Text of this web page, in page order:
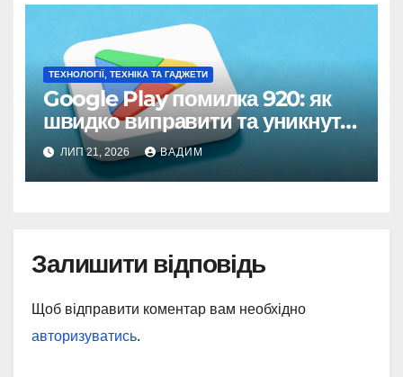
ТЕХНОЛОГІЇ, ТЕХНІКА ТА ГАДЖЕТИ
Google Play помилка 920: як
швидко виправити та уникнути
в майбутньому
ЛИП 21, 2026 ВАДИМ
Залишити відповідь
Щоб відправити коментар вам необхідно
авторизуватись.